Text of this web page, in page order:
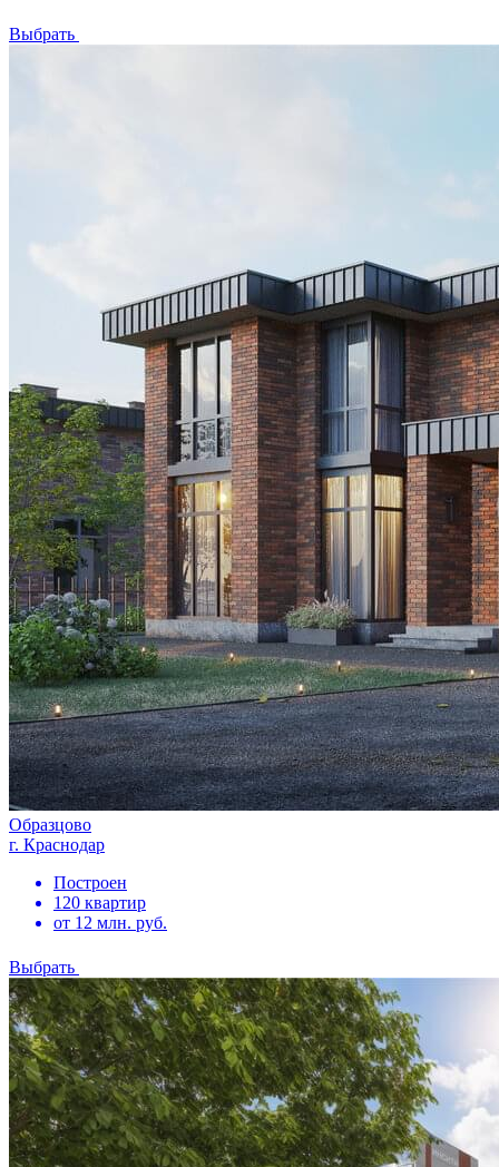
Выбрать
Образцово
г. Краснодар
Построен
120 квартир
от 12 млн. руб.
Выбрать